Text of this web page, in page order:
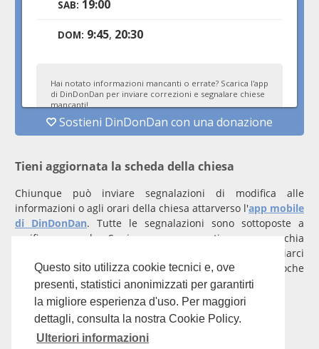
Questo sito utilizza cookie tecnici e, ove
presenti, statistici anonimizzati per garantirti
la migliore esperienza d'uso. Per maggiori
dettagli, consulta la nostra Cookie Policy.
Ulteriori informazioni
Tieni aggiornata la scheda della chiesa
Chiunque può inviare segnalazioni di modifica alle
informazioni o agli orari della chiesa attarverso l'app mobile
di DinDonDan. Tutte le segnalazioni sono sottoposte a
verifica manuale. Se invece rappresenti una parrocchia
con un account verificato per inviarci
comunicazioni prioritarie che saranno gestite entro poche
Per qualunque domanda scrivi ainfo@dindondan.app